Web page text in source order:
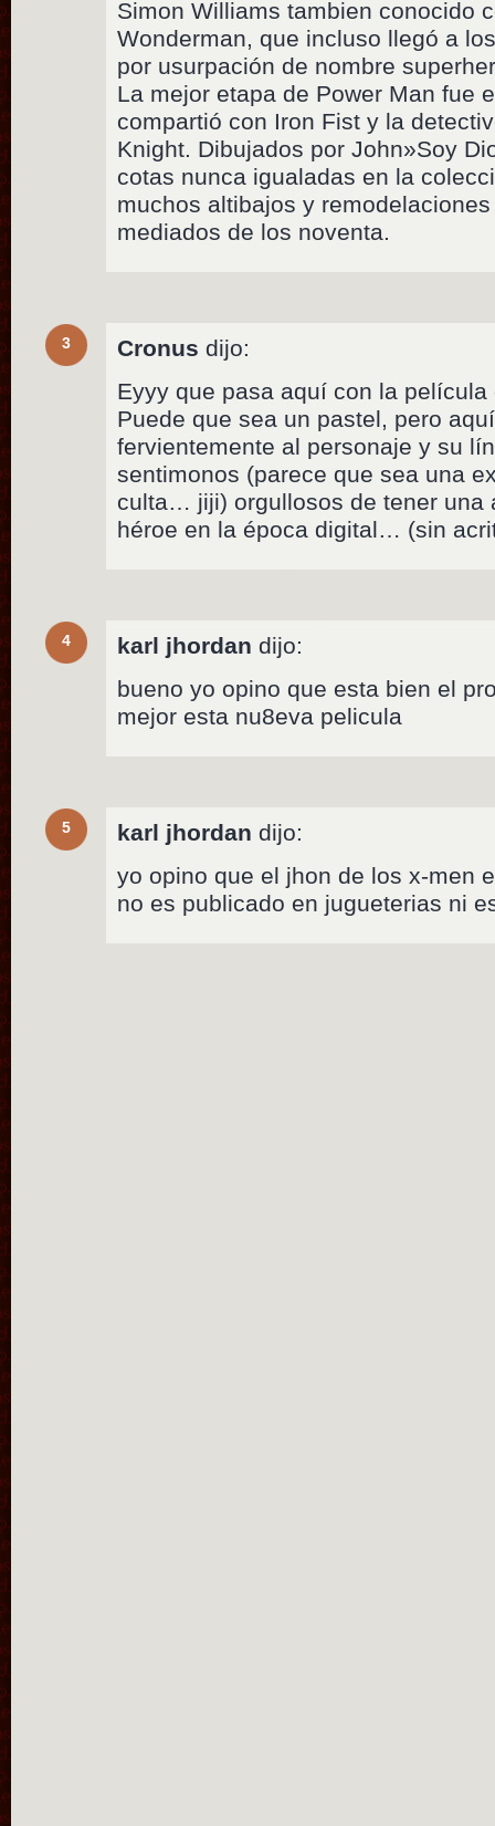
Simon Williams tambien conocido
Wonderman, que incluso llegó a
por usurpación de nombre
La mejor etapa de Power Man fue
compartió con Iron Fist y la
Knight. Dibujados por John»Soy
cotas nunca igualadas en la
muchos altibajos y
mediados de los noventa.
3 Cronus dijo:
Eyyy que pasa aquí con la película
Puede que sea un pastel, pero
fervientemente al personaje y su
sentimonos (parece que sea una
culta… jiji) orgullosos de tener una
héroe en la época digital… (sin
4 karl jhordan dijo:
bueno yo opino que esta bien el
mejor esta nu8eva pelicula
5 karl jhordan dijo:
yo opino que el jhon de los x-men
no es publicado en jugueterias ni